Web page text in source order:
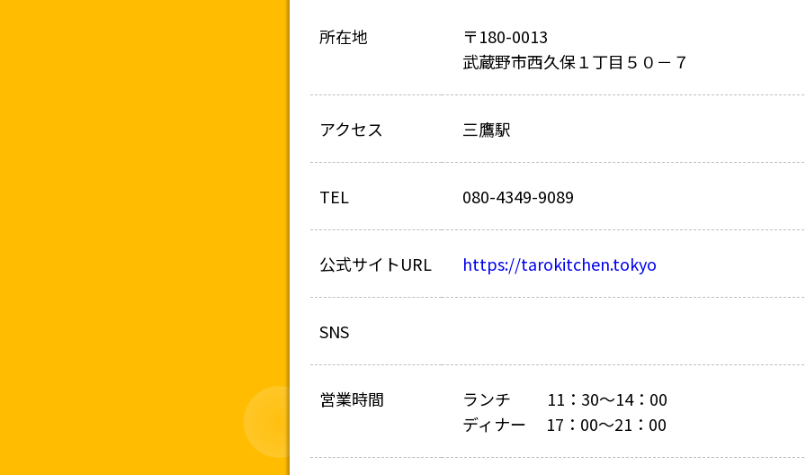
所在地
〒180-0013
武蔵野市西久保１丁目５０－７
アクセス 三鷹駅
TEL 080-4349-9089
公式サイトURL https://tarokitchen.tokyo
SNS
営業時間
ランチ 11：30～14：00
ディナー 17：00～21：00